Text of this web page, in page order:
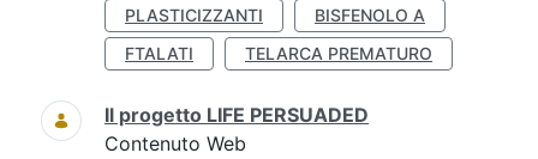
PLASTICIZZANTI
BISFENOLO A
FTALATI
TELARCA PREMATURO
Il progetto LIFE PERSUADED
Contenuto Web